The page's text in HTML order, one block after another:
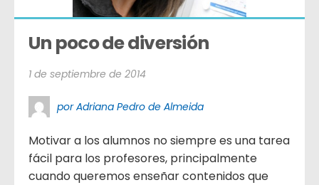
Un poco de diversión
1 de septiembre de 2014
por Adriana Pedro de Almeida
Motivar a los alumnos no siempre es una tarea
fácil para los profesores, principalmente
cuando queremos enseñar contenidos que